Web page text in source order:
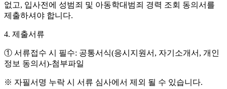
없고, 입사전에 성범죄 및 아동학대범죄 경력 조회 동의서를
제출하셔야 합니다.
4. 제출서류
① 서류접수 시 필수: 공통서식(응시지원서 , 자기소개서 , 개인
정보 동의서)-첨부파일
※ 자필서명 누락 시 서류 심사에서 제외 될 수 있습니다.